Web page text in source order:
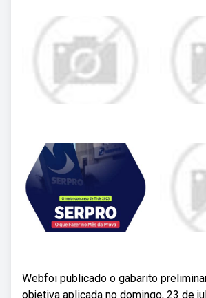
Webfoi publicado o gabarito
objetiva aplicada no domingo, 23 de